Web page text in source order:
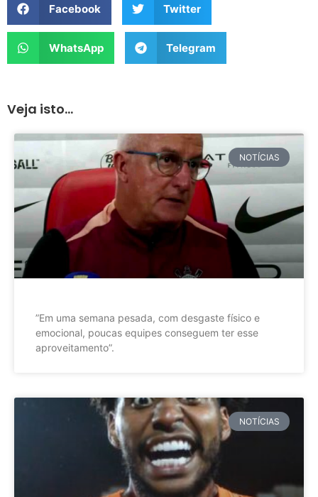
Facebook Twitter
WhatsApp Telegram
Veja isto...
NOTÍCIAS
”Em uma semana pesada, com desgaste físico e
emocional, poucas equipes conseguem ter esse
aproveitamento”.
NOTÍCIAS